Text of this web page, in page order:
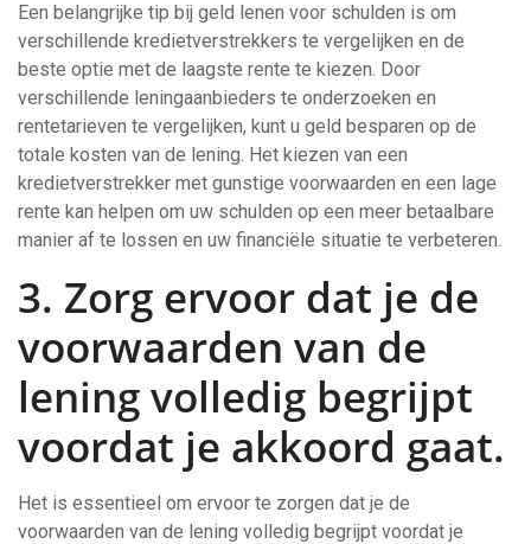
Een belangrijke tip bij geld lenen voor schulden is om
verschillende kredietverstrekkers te vergelijken en de
beste optie met de laagste rente te kiezen. Door
verschillende leningaanbieders te onderzoeken en
rentetarieven te vergelijken, kunt u geld besparen op de
totale kosten van de lening. Het kiezen van een
kredietverstrekker met gunstige voorwaarden en een lage
rente kan helpen om uw schulden op een meer betaalbare
manier af te lossen en uw financiële situatie te verbeteren.
3. Zorg ervoor dat je de
voorwaarden van de
lening volledig begrijpt
voordat je akkoord gaat.
Het is essentieel om ervoor te zorgen dat je de
voorwaarden van de lening volledig begrijpt voordat je